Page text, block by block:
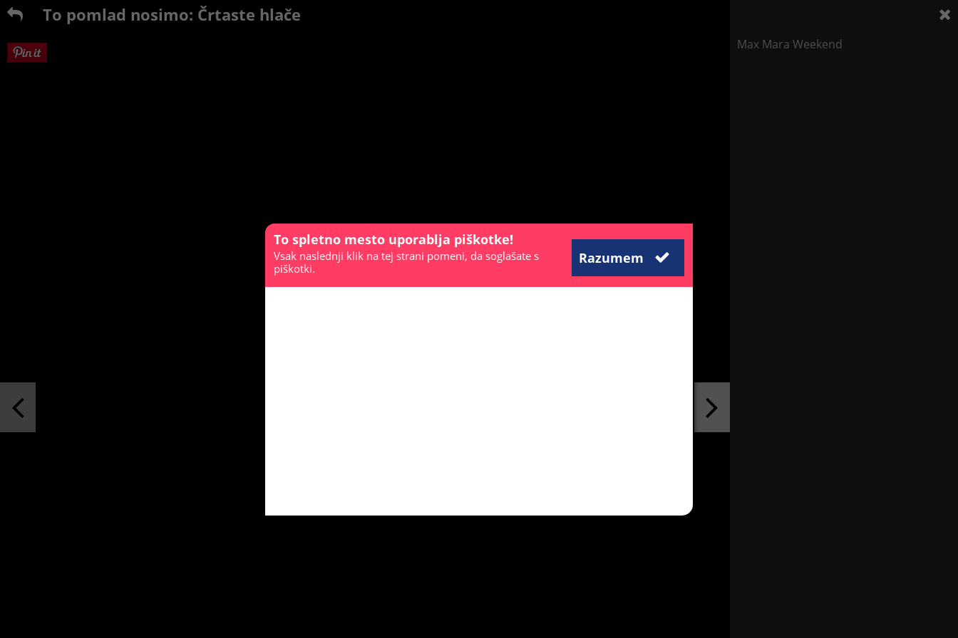
To pomlad nosimo: Črtaste hlače
Max Mara Weekend
To spletno mesto uporablja piškotke!
Razumem
Vsak naslednji klik na tej strani pomeni, da soglašate s
piškotki.